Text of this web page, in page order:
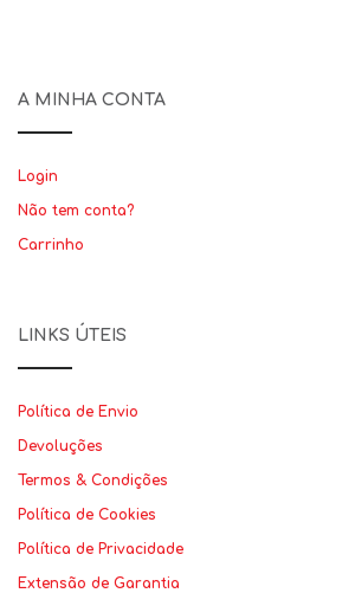
A MINHA CONTA
Login
Não tem conta?
Carrinho
LINKS ÚTEIS
Política de Envio
Devoluções
Termos & Condições
Política de Cookies
Política de Privacidade
Extensão de Garantia